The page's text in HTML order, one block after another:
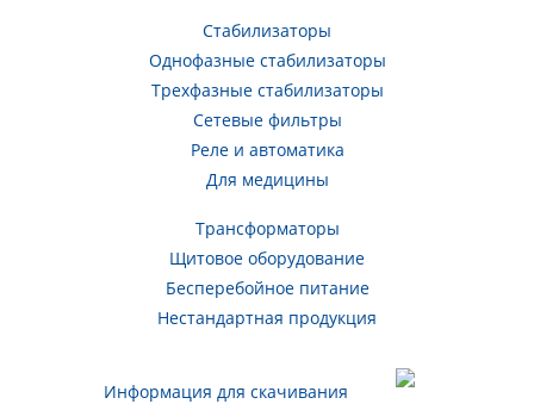
Стабилизаторы
Однофазные стабилизаторы
Трехфазные стабилизаторы
Сетевые фильтры
Реле и автоматика
Для медицины
Трансформаторы
Щитовое оборудование
Бесперебойное питание
Нестандартная продукция
Информация для скачивания